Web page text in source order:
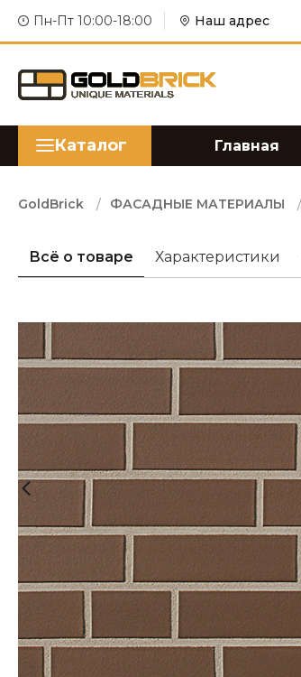
Пн-Пт 10:00-18:00 Наш адрес
Каталог Главная
GoldBrick ФАСАДНЫЕ МАТЕРИАЛЫ
Всё о товаре Характеристики